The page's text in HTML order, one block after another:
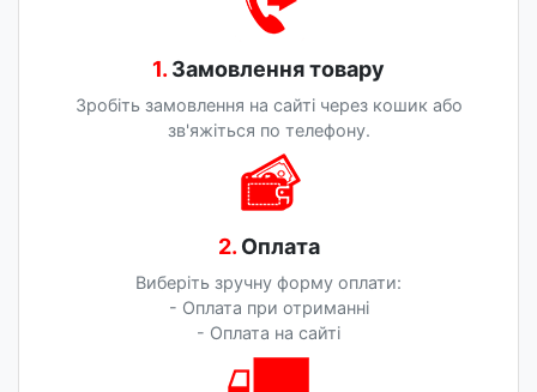
1. Замовлення товару
Зробіть замовлення на сайті через кошик або
зв'яжіться по телефону.
2.Оплата
Виберіть зручну форму оплати:
- Оплата при отриманні
- Оплата на сайті